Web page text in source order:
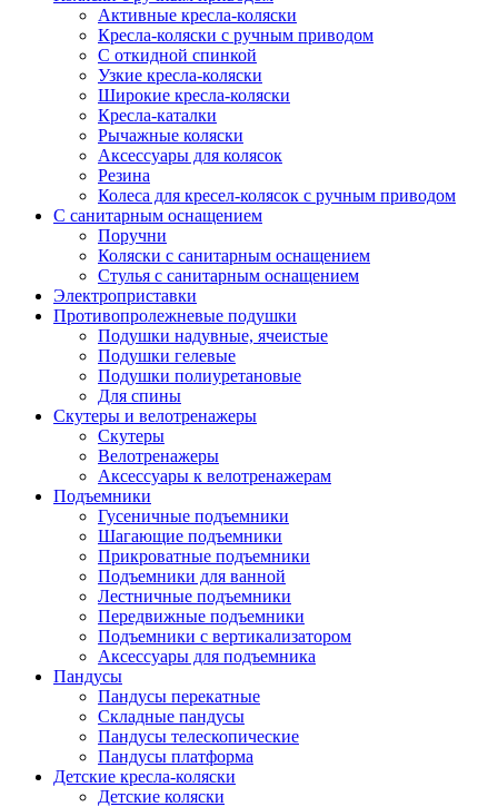
Активные кресла-коляски
Кресла-коляски с ручным приводом
С откидной спинкой
Узкие кресла-коляски
Широкие кресла-коляски
Кресла-каталки
Рычажные коляски
Аксессуары для колясок
Резина
Колеса для кресел-колясок с ручным приводом
С санитарным оснащением
Поручни
Коляски с санитарным оснащением
Стулья с санитарным оснащением
Электроприставки
Противопролежневые подушки
Подушки надувные, ячеистые
Подушки гелевые
Подушки полиуретановые
Для спины
Скутеры и велотренажеры
Скутеры
Велотренажеры
Аксессуары к велотренажерам
Подъемники
Гусеничные подъемники
Шагающие подъемники
Прикроватные подъемники
Подъемники для ванной
Лестничные подъемники
Передвижные подъемники
Подъемники с вертикализатором
Аксессуары для подъемника
Пандусы
Пандусы перекатные
Складные пандусы
Пандусы телескопические
Пандусы платформа
Детские кресла-коляски
Детские коляски